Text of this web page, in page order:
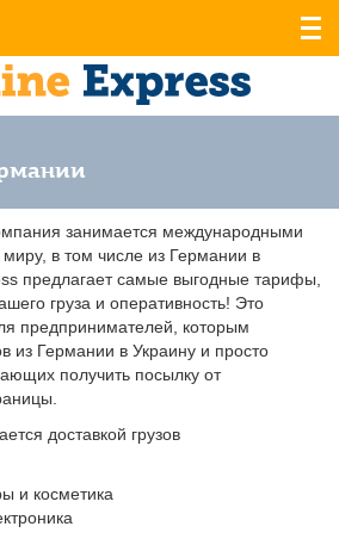
занимается международными
в том числе из Германии в
предлагает самые выгодные тарифы,
груза и оперативность! Это
предпринимателей, которым
из Германии в Украину и просто
получить посылку от
доставкой грузов
и косметика